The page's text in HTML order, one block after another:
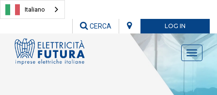
Italiano
LOG IN
CERCA
Toggle